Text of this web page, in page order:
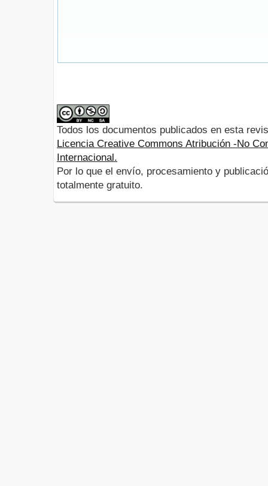
Todos los documentos publicados en esta
Licencia Creative Commons Atribución -No
Internacional.
Por lo que el envío, procesamiento y
totalmente gratuito.